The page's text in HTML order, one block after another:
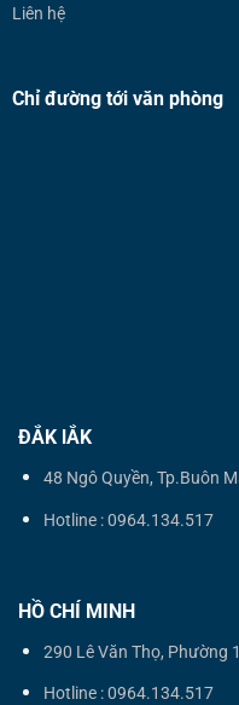
Liên hệ
Chỉ đường tới văn phòng
ĐẮK lẮK
48 Ngô Quyền, Tp.Buôn
Hotline : 0964.134.517
HỒ CHÍ MINH
290 Lê Văn Thọ, Phường
Hotline : 0964.134.517